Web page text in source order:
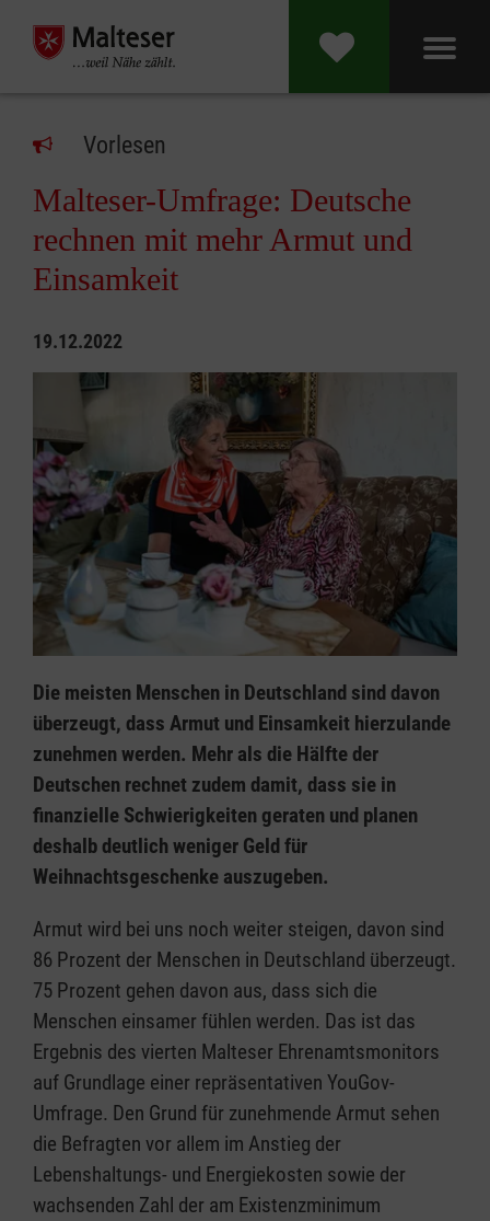
Vorlesen
Malteser-Umfrage: Deutsche
rechnen mit mehr Armut und
Einsamkeit
19.12.2022
Die meisten Menschen in Deutschland sind davon
überzeugt, dass Armut und Einsamkeit hierzulande
zunehmen werden. Mehr als die Hälfte der
Deutschen rechnet zudem damit, dass sie in
finanzielle Schwierigkeiten geraten und planen
deshalb deutlich weniger Geld für
Weihnachtsgeschenke auszugeben.
Armut wird bei uns noch weiter steigen, davon sind
86 Prozent der Menschen in Deutschland überzeugt.
75 Prozent gehen davon aus, dass sich die
Menschen einsamer fühlen werden. Das ist das
Ergebnis des vierten Malteser Ehrenamtsmonitors
auf Grundlage einer repräsentativen YouGov-
Umfrage. Den Grund für zunehmende Armut sehen
die Befragten vor allem im Anstieg der
Lebenshaltungs- und Energiekosten sowie der
wachsenden Zahl der am Existenzminimum